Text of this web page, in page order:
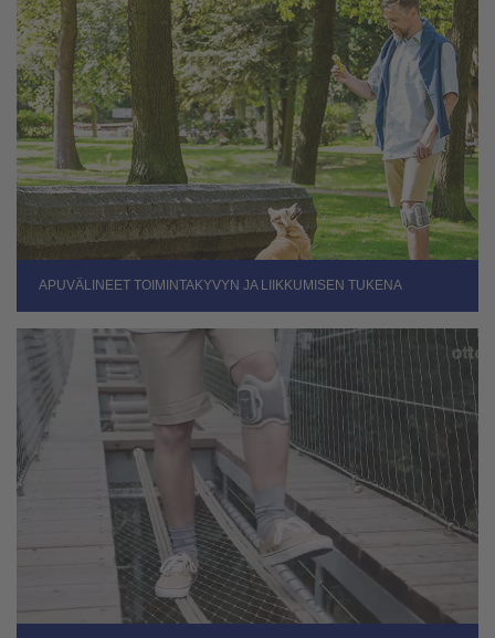
APUVÄLINEET TOIMINTAKYVYN JA LIIKKUMISEN TUKENA